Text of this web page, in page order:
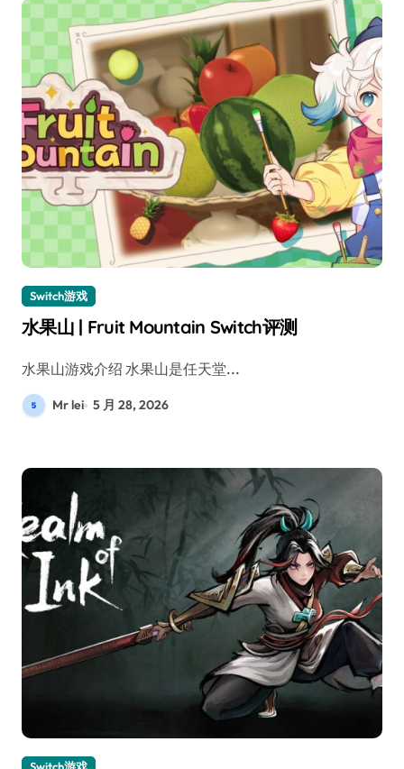
Switch游戏
水果山 | Fruit Mountain Switch评测
水果山游戏介绍 水果山是任天堂...
Mr lei 5 月 28, 2026
Switch游戏